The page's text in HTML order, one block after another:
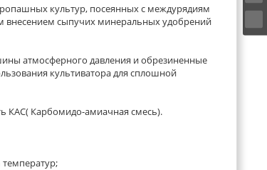
культур, посеянных с междурядиям
внесением сыпучих минеральных удобрений
атмосферного давления и обрезиненные
культиватора для сплошной
КАС( Карбомидо-амиачная смесь).